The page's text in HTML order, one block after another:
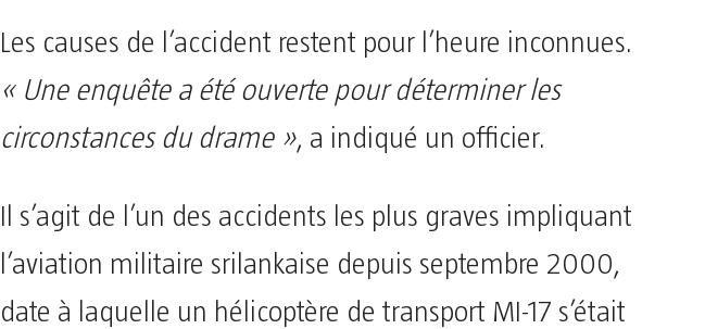
Les causes de l’accident restent pour l’heure inconnues.
« Une enquête a été ouverte pour déterminer les
circonstances du drame », a indiqué un officier.
Il s’agit de l’un des accidents les plus graves impliquant
l’aviation militaire srilankaise depuis septembre 2000,
date à laquelle un hélicoptère de transport MI-17 s’était